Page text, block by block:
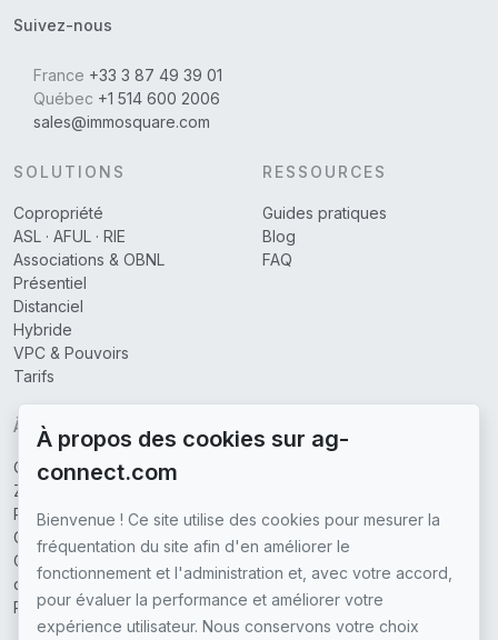
Suivez-nous
France +33 3 87 49 39 01
Québec +1 514 600 2006
sales@immosquare.com
SOLUTIONS
Copropriété
ASL · AFUL · RIE
Associations & OBNL
Présentiel
Distanciel
Hybride
VPC & Pouvoirs
Tarifs
RESSOURCES
Guides pratiques
Blog
FAQ
À PROPOS
Qui sommes-nous
Zones couvertes
Partenaires
Contactez-nous
Conditions générales
d'utilisation
Politique de confidentialité
À propos des cookies sur ag-
connect.com
Bienvenue ! Ce site utilise des cookies pour mesurer la
fréquentation du site afin d'en améliorer le
fonctionnement et l'administration et, avec votre accord,
pour évaluer la performance et améliorer votre
expérience utilisateur. Nous conservons votre choix